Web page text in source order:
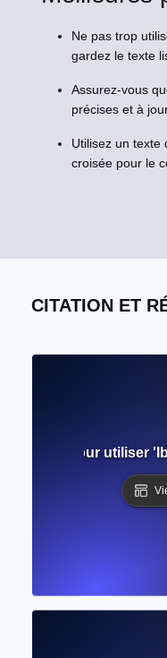
Ne pas trop
gardez le texte
Assurez-vous
précises et à
Utilisez un texte
croisée pour le
CITATION ET
simple pour utiliser